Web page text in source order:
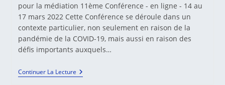
pour la médiation 11ème Conférence - en ligne - 14 au
17 mars 2022 Cette Conférence se déroule dans un
contexte particulier, non seulement en raison de la
pandémie de la COVID-19, mais aussi en raison des
défis importants auxquels…
Continuer La LectureForum
Mondial